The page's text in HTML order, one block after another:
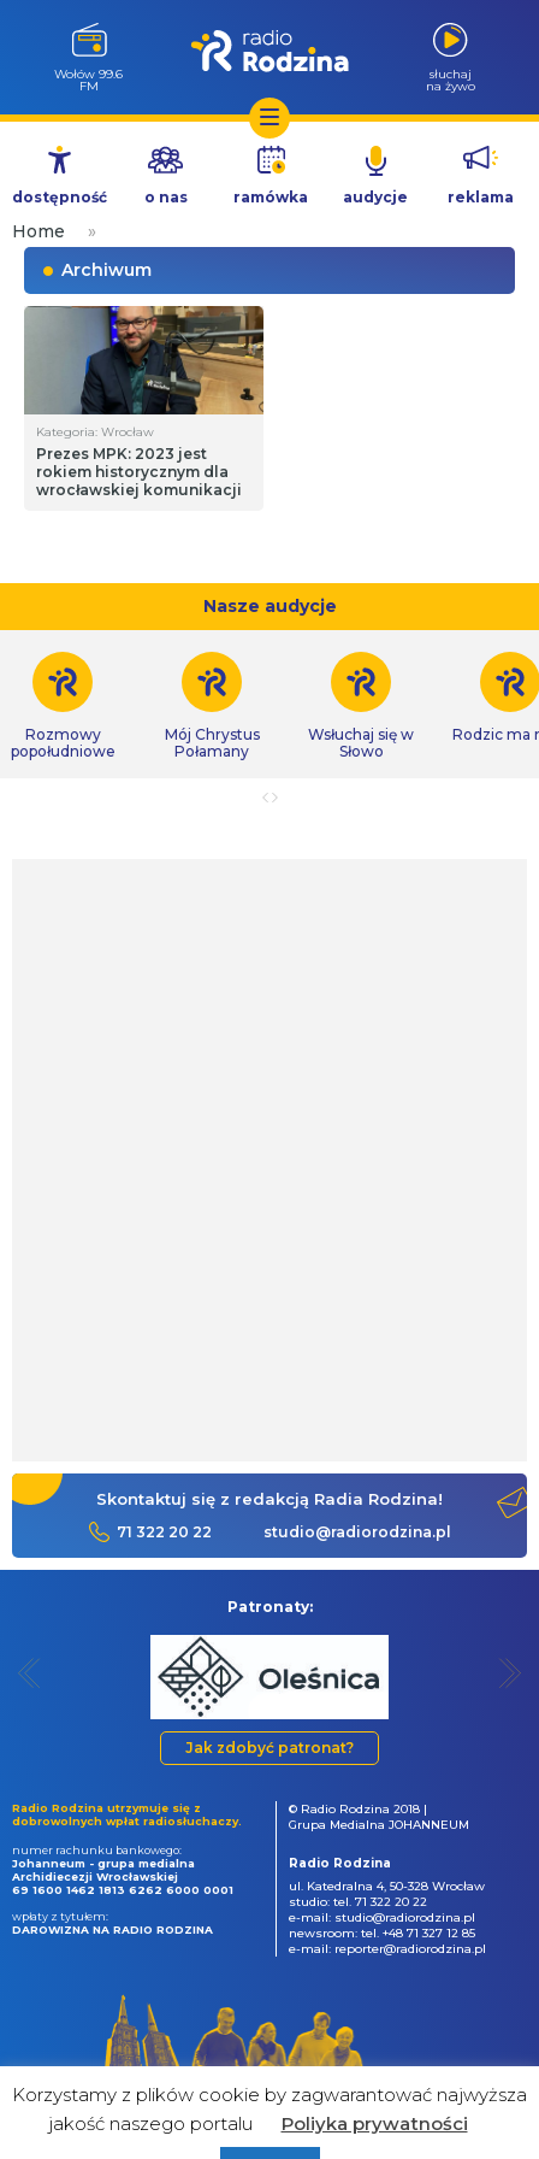
Przejdź
treści
Wołów 99.6
FM
słuchaj
na żywo
dostępność o nas ramówka audycje reklama
Home
»
Archiwum
Kategoria: Wrocław
Prezes MPK: 2023 jest
rokiem historycznym dla
wrocławskiej komunikacji
Nasze audycje
Rozmowy
popołudniowe
Mój Chrystus
Połamany
Wsłuchaj się w
Słowo
Rodzic ma
Skontaktuj się z redakcją Radia Rodzina!
71 322 20 22 studio@radiorodzina.pl
Patronaty:
Jak zdobyć patronat?
Radio Rodzina utrzymuje się z
dobrowolnych wpłat radiosłuchaczy.
numer rachunku bankowego:
Johanneum - grupa medialna
Archidiecezji Wrocławskiej
69 1600 1462 1813 6262 6000 0001
wpłaty z tytułem:
DAROWIZNA NA RADIO RODZINA
© Radio Rodzina 2018 |
Grupa Medialna JOHANNEUM
Radio Rodzina
ul. Katedralna 4, 50-328 Wrocław
studio: tel. 71 322 20 22
e-mail: studio@radiorodzina.pl
newsroom: tel. +48 71 327 12 85
e-mail: reporter@radiorodzina.pl
Korzystamy z plików cookie by zagwarantować najwyższa
jakość naszego portalu
Poliyka prywatności